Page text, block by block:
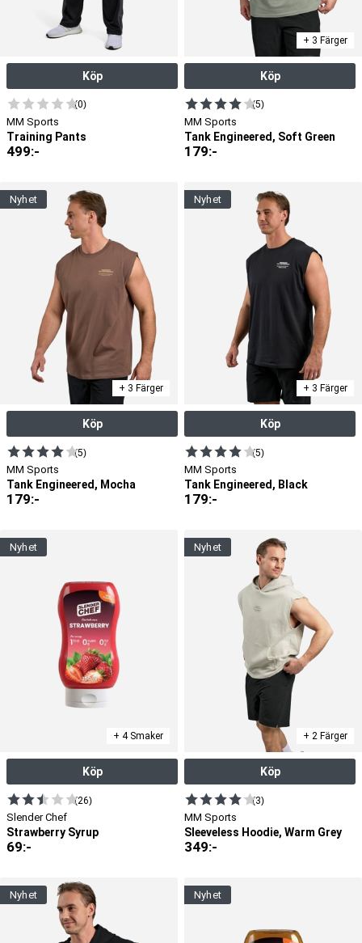
Köp
(0)
MM Sports
Training Pants
499:-
+ 3 Färger
Köp
(5)
MM Sports
Tank Engineered, Soft Green
179:-
nyhet
+ 3 Färger
Köp
(5)
MM Sports
Tank Engineered, Mocha
179:-
nyhet
+ 3 Färger
Köp
(5)
MM Sports
Tank Engineered, Black
179:-
nyhet
+ 4 Smaker
Köp
(26)
Slender Chef
Strawberry Syrup
69:-
nyhet
+ 2 Färger
Köp
(3)
MM Sports
Sleeveless Hoodie, Warm Grey
349:-
nyhet nyhet